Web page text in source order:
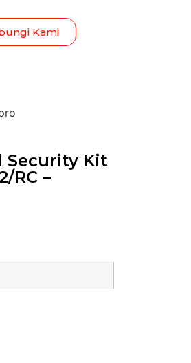
Kami
Security Kit
RC –